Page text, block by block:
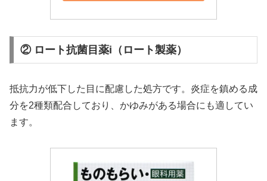
② ロート抗菌目薬i（ロート製薬）
抵抗力が低下した目に配慮した処方です。炎症を鎮める成
分を2種類配合しており、かゆみがある場合にも適してい
ます。